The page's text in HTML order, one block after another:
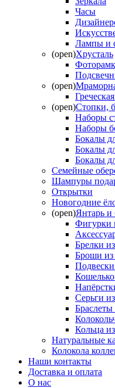
Часы
Лампы и
(open)Хрусталь
(open)
(open)Стопки,
Наборы
Наборы
Бокалы
Бокалы
Бокалы
Семейные
Шампуры
Открытки
Новогодние
(open)Янтарь и
Фигурки
Брелки
Броши из
Серьги
Браслеты
Кольца
Натуральные
Колокола
Наши контакты
Доставка и оплата
О нас